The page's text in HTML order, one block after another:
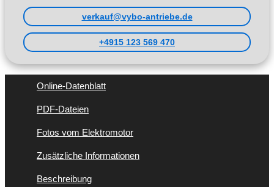
verkauf@vybo-antriebe.de
+4915 123 569 470
Online-Datenblatt
PDF-Dateien
Fotos vom Elektromotor
Zusätzliche Informationen
Beschreibung